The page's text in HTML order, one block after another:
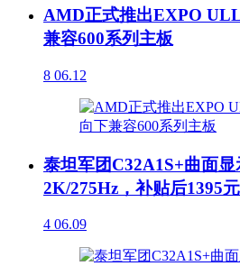
AMD正式推出EXPO
兼容600系列主板
8 06.12
泰坦军团C32A1S+曲面
2K/275Hz，补贴后1395元
4 06.09